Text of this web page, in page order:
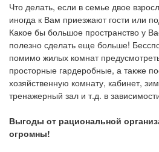
Что делать, если в семье двое
иногда к Вам приезжают гости или
Какое бы большое пространство у
полезно сделать еще больше!
помимо жилых комнат
просторные гардеробные, а также
хозяйственную комнату, кабинет,
тренажерный зал и т.д. в
Выгоды от рациональной
огромны!